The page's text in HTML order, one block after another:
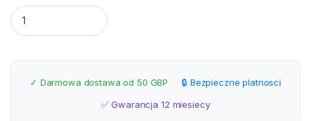
Pakiet Polsat Sport Premium + VoD PSP quantity
✓ Darmowa dostawa od 50 GBP
🔒 Bezpieczne platnosci
✅ Gwarancja 12 miesiecy